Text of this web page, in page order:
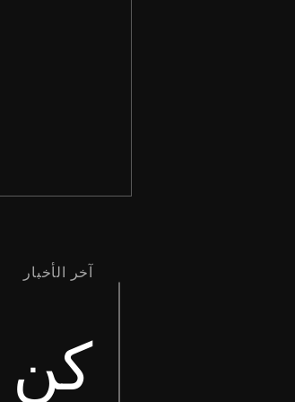
انْتَظِرِ الرَّبَّ.
قَلْبُكَ، وَانْتَظِرِ
آخر الأخبار
كن